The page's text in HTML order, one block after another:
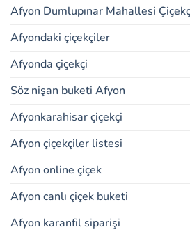
Afyon Dumlupınar Mahallesi
Afyondaki çiçekçiler
Afyonda çiçekçi
Söz nişan buketi Afyon
Afyonkarahisar çiçekçi
Afyon çiçekçiler listesi
Afyon online çiçek
Afyon canlı çiçek buketi
Afyon karanfil siparişi